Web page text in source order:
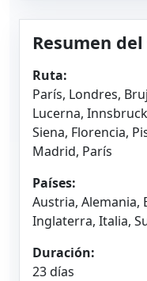
Resumen
Ruta:
París, Londres,
Lucerna,
Siena, Florencia,
Madrid, París
Países:
Austria, Alemania,
Inglaterra, Italia,
Duración:
23 días